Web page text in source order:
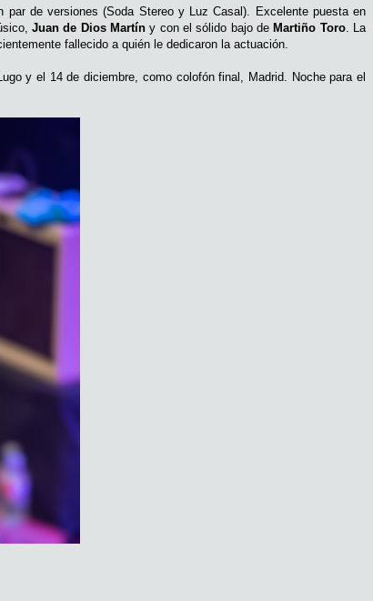
de versiones (Soda Stereo y Luz Casal). Excelente puesta en
Juan de Dios Martín y con el sólido bajo de Martiño Toro. La
fallecido a quién le dedicaron la actuación.
y el 14 de diciembre, como colofón final, Madrid. Noche para el